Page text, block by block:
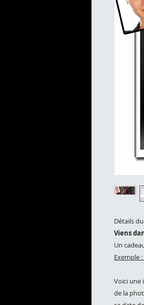
Détails
Viens
Un
Exemple :
Voici une
de la